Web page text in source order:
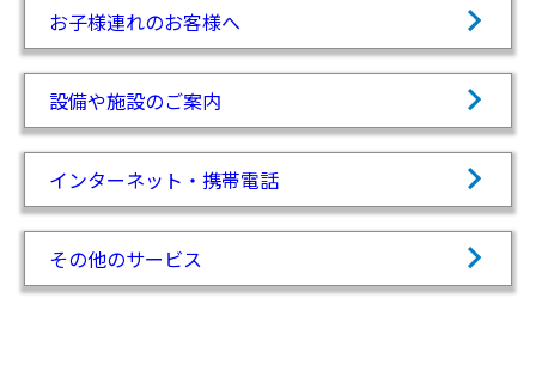
お子様連れのお客様へ
設備や施設のご案内
インターネット・携帯電話
その他のサービス